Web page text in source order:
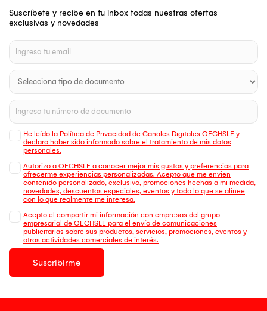
Suscríbete y recibe en tu inbox todas nuestras ofertas
exclusivas y novedades
He leído la Política de Privacidad de Canales Digitales OECHSLE y
declaro haber sido informado sobre el tratamiento de mis datos
personales.
Autorizo a OECHSLE a conocer mejor mis gustos y preferencias para
ofrecerme experiencias personalizadas. Acepto que me envien
contenido personalizado, exclusivo, promociones hechas a mi medida,
novedades, descuentos especiales, eventos y todo lo que se alinee
con lo que realmente me interesa.
Acepto el compartir mi información con empresas del grupo
empresarial de OECHSLE para el envío de comunicaciones
publicitarias sobre sus productos, servicios, promociones, eventos y
otras actividades comerciales de interés.
Suscribirme